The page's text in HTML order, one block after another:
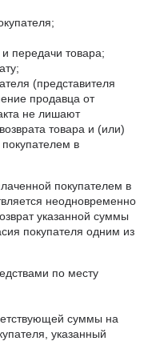
передачи товара;
(представителя
продавца от
не лишают
товара и (или)
в
покупателем в
неодновременно
указанной суммы
покупателя одним из
по месту
суммы на
указанный